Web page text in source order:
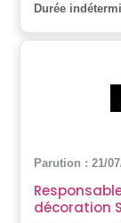
Durée
Parution : 21/
décoration